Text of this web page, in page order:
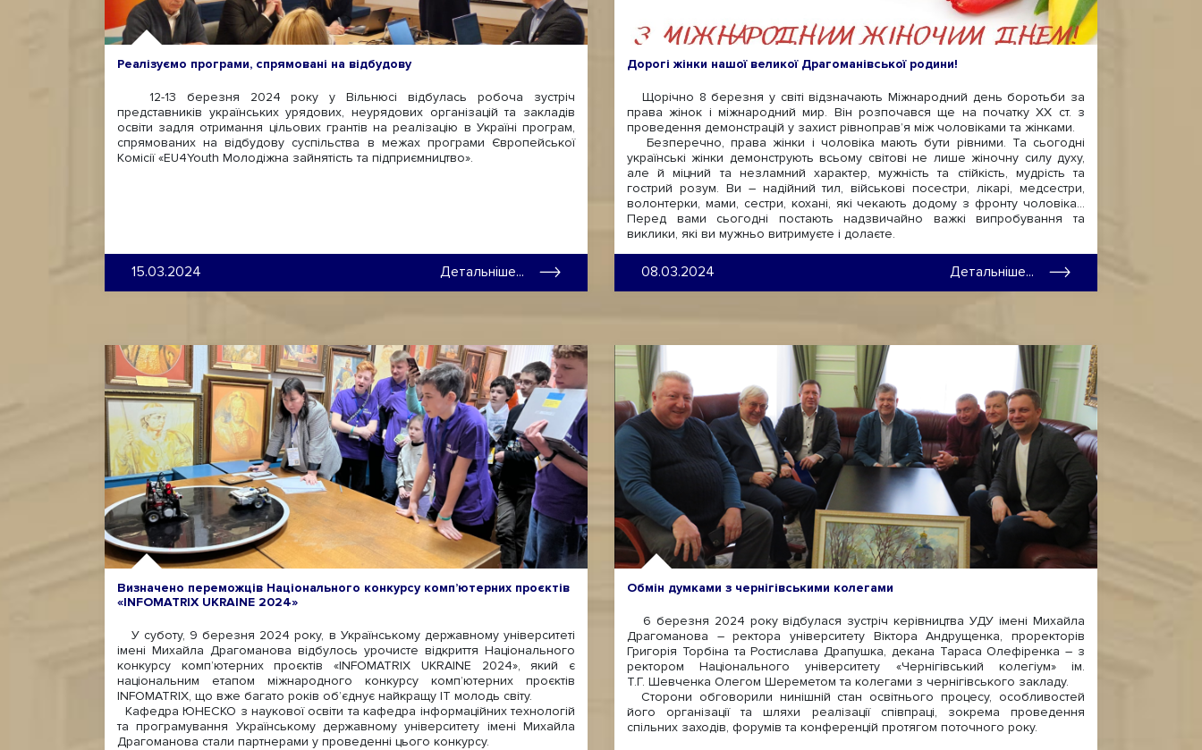
Реалізуємо програми, спрямовані на відбудову
12-13 березня 2024 року у Вільнюсі відбулась робоча зустріч
представників українських урядових, неурядових організацій та закладів
освіти задля отримання цільових грантів на реалізацію в Україні програм,
спрямованих на відбудову суспільства в межах програми Європейської
Комісії «EU4Youth Молодіжна зайнятість та підприємництво».
15.03.2024 Детальніше...
Дорогі жінки нашої великої Драгоманівської родини!
Щорічно 8 березня у світі відзначають Міжнародний день боротьби за
права жінок і міжнародний мир. Він розпочався ще на початку ХХ ст. з
проведення демонстрацій у захист рівноправ’я між чоловіками та жінками.
Безперечно, права жінки і чоловіка мають бути рівними. Та сьогодні
українські жінки демонструють всьому світові не лише жіночну силу духу,
але й міцний та незламний характер, мужність та стійкість, мудрість та
гострий розум. Ви – надійний тил, військові посестри, лікарі, медсестри,
волонтерки, мами, сестри, кохані, які чекають додому з фронту чоловіка...
Перед вами сьогодні постають надзвичайно важкі випробування та
виклики, які ви мужньо витримуєте і долаєте.
08.03.2024 Детальніше...
Визначено переможців Національного конкурсу комп’ютерних проєктів
«INFOMATRIX UKRAINE 2024»
У суботу, 9 березня 2024 року, в Українському державному університеті
імені Михайла Драгоманова відбулось урочисте відкриття Національного
конкурсу комп’ютерних проєктів «INFOMATRIX UKRAINE 2024», який є
національним етапом міжнародного конкурсу комп’ютерних проєктів
INFOMATRIX, що вже багато років об’єднує найкращу ІТ молодь світу.
Кафедра ЮНЕСКО з наукової освіти та кафедра інформаційних технологій
та програмування Українському державному університету імені Михайла
Драгоманова стали партнерами у проведенні цього конкурсу.
Обмін думками з чернігівськими колегами
6 березня 2024 року відбулася зустріч керівництва УДУ імені Михайла
Драгоманова – ректора університету Віктора Андрущенка, проректорів
Григорія Торбіна та Ростислава Драпушка, декана Тараса Олефіренка – з
ректором Національного університету «Чернігівський колегіум» ім.
Т.Г. Шевченка Олегом Шереметом та колегами з чернігівського закладу.
Сторони обговорили нинішній стан освітнього процесу, особливостей
його організації та шляхи реалізації співпраці, зокрема проведення
спільних заходів, форумів та конференцій протягом поточного року.